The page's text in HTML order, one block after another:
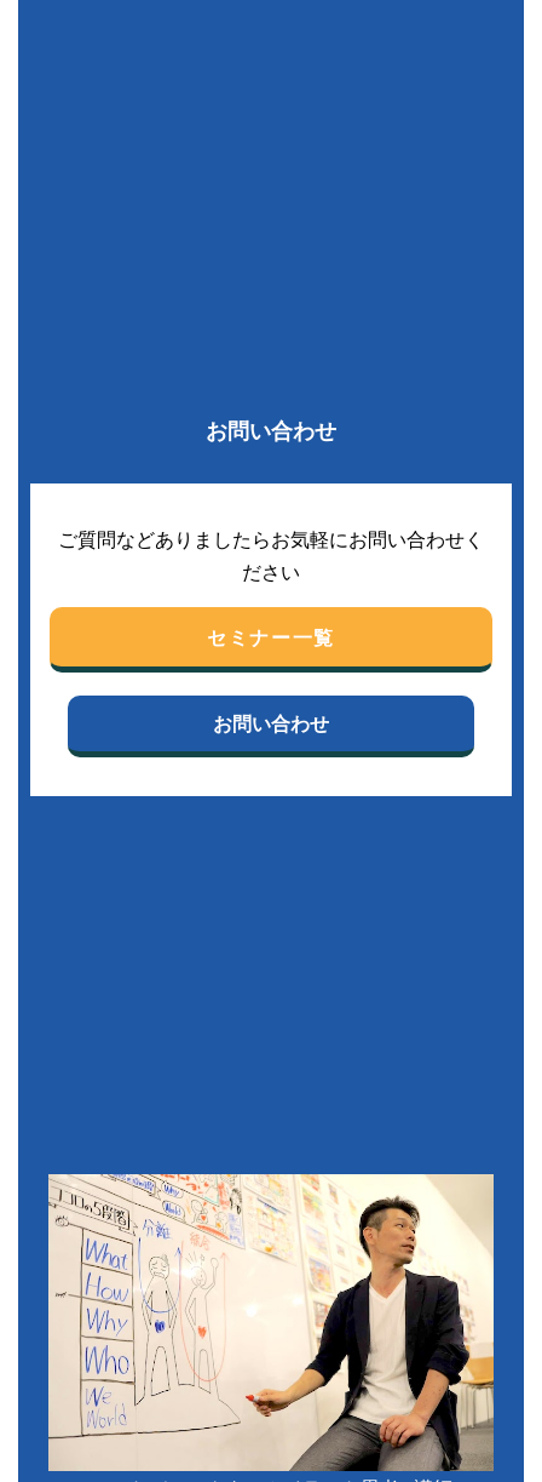
お問い合わせ
ご質問などありましたらお気軽にお問い合わせく
ださい
セミナー一覧
お問い合わせ